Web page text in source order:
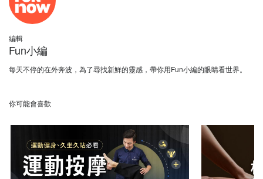
編輯
Fun小編
每天不停的在外奔波，為了尋找新鮮的靈感，帶你用Fun小編的眼睛看世界。
你可能會喜歡